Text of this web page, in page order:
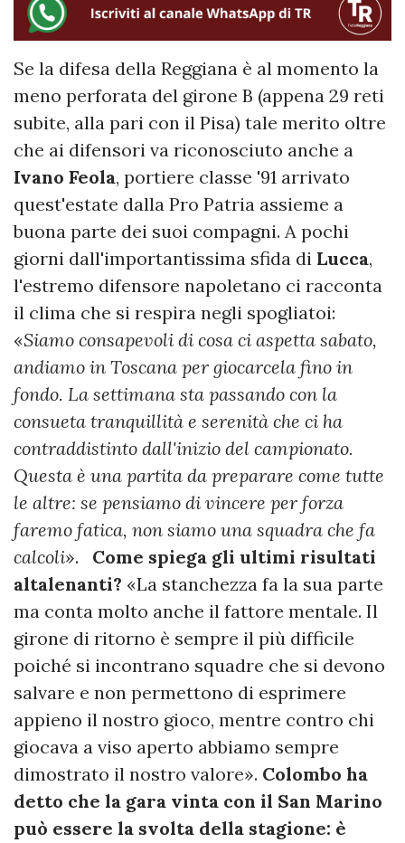
Se la difesa della Reggiana è al momento la
meno perforata del girone B (appena 29 reti
subite, alla pari con il Pisa) tale merito oltre
che ai difensori va riconosciuto anche a
Ivano Feola, portiere classe '91 arrivato
quest'estate dalla Pro Patria assieme a
buona parte dei suoi compagni. A pochi
giorni dall'importantissima sfida di Lucca,
l'estremo difensore napoletano ci racconta
il clima che si respira negli spogliatoi:
«Siamo consapevoli di cosa ci aspetta sabato,
andiamo in Toscana per giocarcela fino in
fondo. La settimana sta passando con la
consueta tranquillità e serenità che ci ha
contraddistinto dall'inizio del campionato.
Questa è una partita da preparare come tutte
le altre: se pensiamo di vincere per forza
faremo fatica, non siamo una squadra che fa
calcoli». Come spiega gli ultimi risultati
altalenanti? «La stanchezza fa la sua parte
ma conta molto anche il fattore mentale. Il
girone di ritorno è sempre il più difficile
poiché si incontrano squadre che si devono
salvare e non permettono di esprimere
appieno il nostro gioco, mentre contro chi
giocava a viso aperto abbiamo sempre
dimostrato il nostro valore». Colombo ha
detto che la gara vinta con il San Marino
può essere la svolta della stagione: è